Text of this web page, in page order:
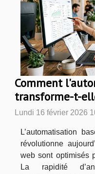
Comment
transforme-t-
Lundi 16 février 2026
L’automatisation
révolutionne
web sont optimisés
La rapidité